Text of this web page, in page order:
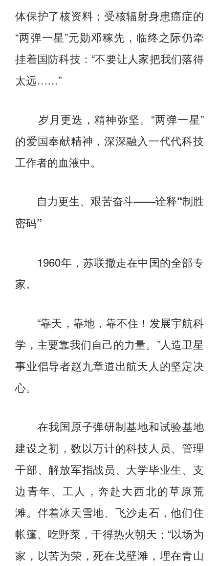
体保护了核资料；受核辐射身患癌症的
“两弹一星”元勋邓稼先，临终之际仍牵
挂着国防科技：“不要让人家把我们落得
太远……”
岁月更迭，精神弥坚。“两弹一星”
的爱国奉献精神，深深融入一代代科技
工作者的血液中。
自力更生、艰苦奋斗——诠释“制胜
密码”
1960年，苏联撤走在中国的全部专
家。
“靠天，靠地，靠不住！发展宇航科
学，主要靠我们自己的力量。”人造卫星
事业倡导者赵九章道出航天人的坚定决
心。
在我国原子弹研制基地和试验基地
建设之初，数以万计的科技人员、管理
干部、解放军指战员、大学毕业生、支
边青年、工人，奔赴大西北的草原荒
滩。伴着冰天雪地、飞沙走石，他们住
帐篷、吃野菜，干得热火朝天；“以场为
家，以苦为荣，死在戈壁滩，埋在青山